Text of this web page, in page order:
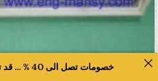
خصومات تصل الى 40 % ... قد توجد اخطاء .. اتصل بالمبيعات